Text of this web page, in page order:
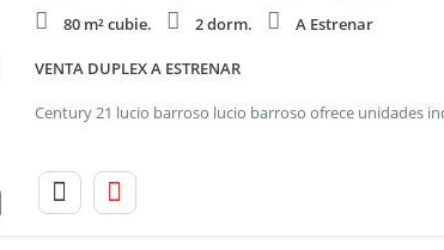
80 m² cubie. 2 dorm. A Estrenar
VENTA DUPLEX A ESTRENAR